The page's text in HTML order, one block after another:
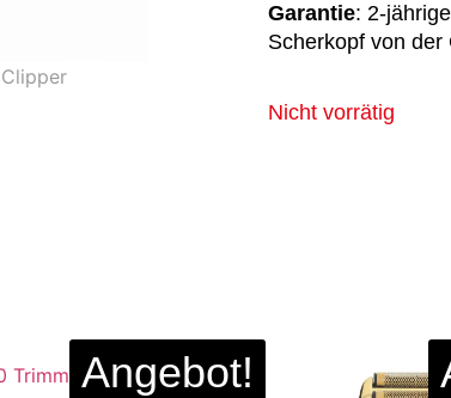
Garantie: 2-
Scherkopf von der
Nicht vorrätig
Angebot!